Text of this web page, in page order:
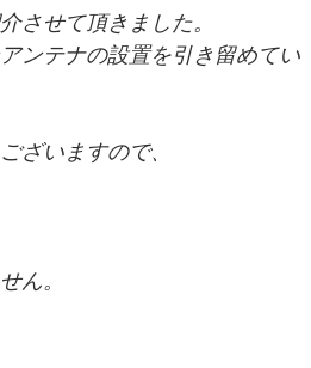
させて頂きました。
ンテナの設置を引き留めてい
ざいますので、
ん。